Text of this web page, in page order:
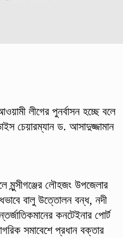
লীগের পুনর্বাসন হচ্ছে বলে
চেয়ারম্যান ড. আসাদুজ্জামান
মুন্সীগঞ্জের লৌহজং উপজেলার
বালু উত্তোলন বন্ধ, নদী
কনটেইনার পোর্ট
সমাবেশে প্রধান বক্তার